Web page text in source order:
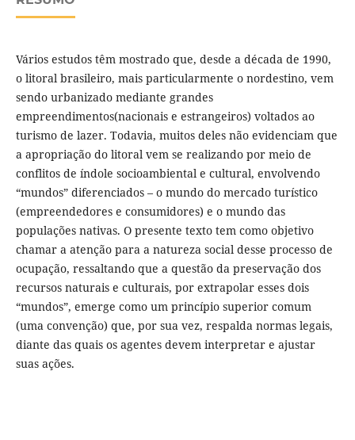
Vários estudos têm mostrado que, desde a década de 1990,
o litoral brasileiro, mais particularmente o nordestino, vem
sendo urbanizado mediante grandes
empreendimentos(nacionais e estrangeiros) voltados ao
turismo de lazer. Todavia, muitos deles não evidenciam que
a apropriação do litoral vem se realizando por meio de
conflitos de índole socioambiental e cultural, envolvendo
“mundos” diferenciados – o mundo do mercado turístico
(empreendedores e consumidores) e o mundo das
populações nativas. O presente texto tem como objetivo
chamar a atenção para a natureza social desse processo de
ocupação, ressaltando que a questão da preservação dos
recursos naturais e culturais, por extrapolar esses dois
“mundos”, emerge como um princípio superior comum
(uma convenção) que, por sua vez, respalda normas legais,
diante das quais os agentes devem interpretar e ajustar
suas ações.